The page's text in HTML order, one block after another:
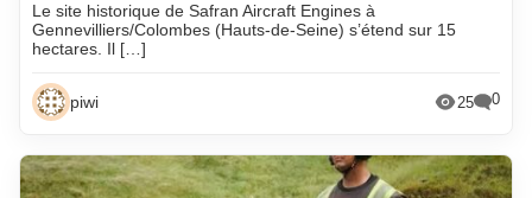
Le site historique de Safran Aircraft Engines à
Gennevilliers/Colombes (Hauts-de-Seine) s’étend sur 15
hectares. Il […]
piwi 25 0